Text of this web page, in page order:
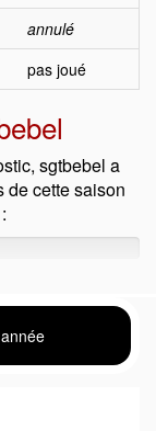
annulé
pas joué
sgtbebel a
de cette saison